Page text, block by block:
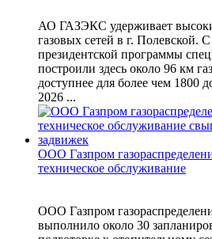
АО ГАЗЭКС удерживает
газовых сетей в г. Полевской.
президентской программы
построили здесь около 96 км
доступнее для более чем 1800
2026 ...
ООО Газпром
техническое обслуживание
ООО Газпром
выполнило около 30